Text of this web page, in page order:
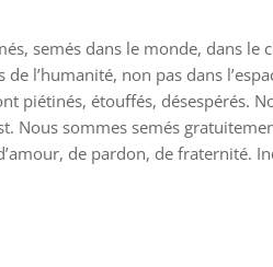
semés dans le monde, dans le
l’humanité, non pas dans
piétinés, étouffés, désespérés.
sommes semés
de pardon, de fraternité.